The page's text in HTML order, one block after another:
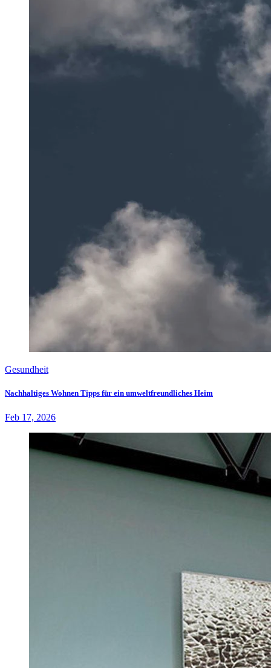
Gesundheit
Nachhaltiges Wohnen Tipps für ein umweltfreundliches Heim
Feb 17, 2026